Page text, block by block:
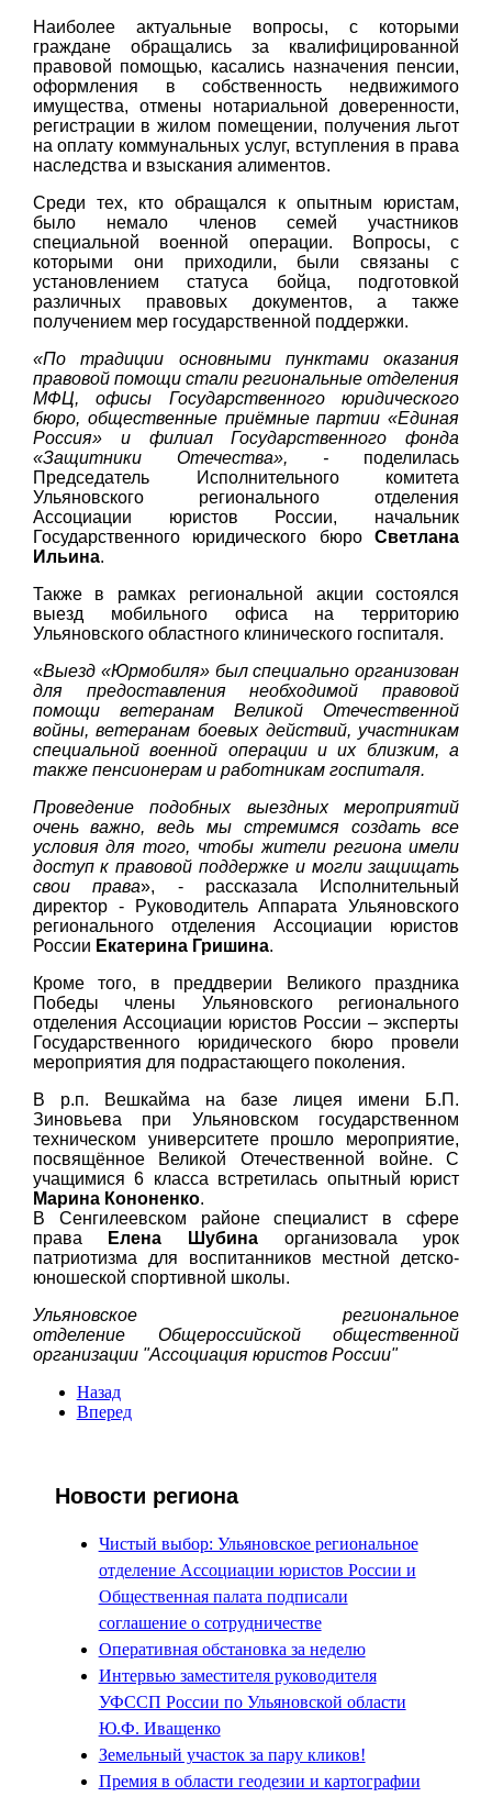
Наиболее актуальные вопросы, с которыми
граждане обращались за квалифицированной
правовой помощью, касались назначения пенсии,
оформления в собственность недвижимого
имущества, отмены нотариальной доверенности,
регистрации в жилом помещении, получения льгот
на оплату коммунальных услуг, вступления в права
наследства и взыскания алиментов.
Среди тех, кто обращался к опытным юристам,
было немало членов семей участников
специальной военной операции. Вопросы, с
которыми они приходили, были связаны с
установлением статуса бойца, подготовкой
различных правовых документов, а также
получением мер государственной поддержки.
«По традиции основными пунктами оказания
правовой помощи стали региональные отделения
МФЦ, офисы Государственного юридического
бюро, общественные приёмные партии «Единая
Россия» и филиал Государственного фонда
«Защитники Отечества», - поделилась
Председатель Исполнительного комитета
Ульяновского регионального отделения
Ассоциации юристов России, начальник
Государственного юридического бюроСветлана
Ильина.
Также в рамках региональной акции состоялся
выезд мобильного офиса на территорию
Ульяновского областного клинического госпиталя.
«Выезд «Юрмобиля» был специально организован
для предоставления необходимой правовой
помощи ветеранам Великой Отечественной
войны, ветеранам боевых действий, участникам
специальной военной операции и их близким, а
также пенсионерам и работникам госпиталя.
Проведение подобных выездных мероприятий
очень важно, ведь мы стремимся создать все
условия для того, чтобы жители региона имели
доступ к правовой поддержке и могли защищать
свои права», - рассказала Исполнительный
директор - Руководитель Аппарата Ульяновского
регионального отделения Ассоциации юристов
России Екатерина Гришина.
Кроме того, в преддверии Великого праздника
Победы члены Ульяновского регионального
отделения Ассоциации юристов России – эксперты
Государственного юридического бюро провели
мероприятия для подрастающего поколения.
В р.п. Вешкайма на базе лицея имени Б.П.
Зиновьева при Ульяновском государственном
техническом университете прошло мероприятие,
посвящённое Великой Отечественной войне. С
учащимися 6 класса встретилась опытный юрист
Марина Кононенко.
В Сенгилеевском районе специалист в сфере
права
Елена Шубина организовала урок
патриотизма для воспитанников местной детско-
юношеской спортивной школы.
Ульяновское региональное
отделение Общероссийской общественной
организации "Ассоциация юристов России"
Назад
Вперед
Новости региона
Чистый выбор: Ульяновское региональное
отделение Ассоциации юристов России и
Общественная палата подписали
соглашение о сотрудничестве
Оперативная обстановка за неделю
Интервью заместителя руководителя
УФССП России по Ульяновской области
Ю.Ф. Иващенко
Земельный участок за пару кликов!
Премия в области геодезии и картографии